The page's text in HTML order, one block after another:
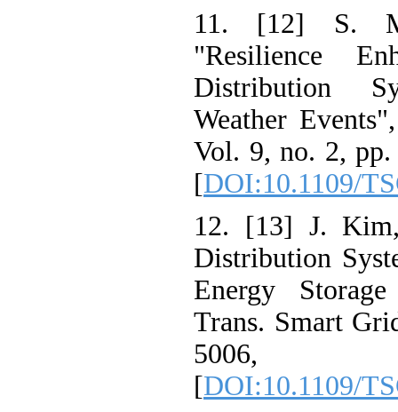
11. [12] S.
"Resilience
Distribution
Weather
Vol. 9, no. 2,
[DOI:10.1109/
12. [13] J.
Distribution
Energy
Trans. Smart
5006,
[DOI:10.1109/